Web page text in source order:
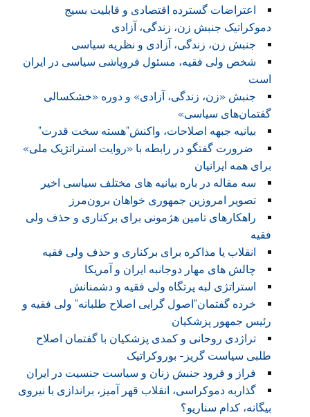
اعتراضات گسترده اقتصادی و قابلیت بسیج
دموکراتیک جنبش زن، زندگی، آزادی
جنبش زن، زندگی، آزادی و نظریه سیاسی
شخص ولی فقیه، مسئول فروپاشی سیاسی در ایران
است
جنبش «زن، زندگی، آزادی» و دوره «خشکسالی
گفتمان‌های سیاسی»
بیانیه جبهه اصلاحات، واکنش”هسته سخت قدرت”
ضرورت گفتگو در رابطه با «روایت استراتژیک ملی»
برای همه ایرانیان
سه مقاله در باره بیانیه های مختلف سیاسی اخیر
تصویر امروزین جمهوری خواهان برون‌مرز
راهکارهای تامین هژمونی برای برکناری و حذف ولی
فقیه
انقلاب یا مذاکره برای برکناری و حذف ولی فقیه
چالش های مهار دوجانبه ایران و آمریکا
استراتژی لبه پرتگاه ولی فقیه و دشمنانش
خرده گفتمان”اصول گرایی اصلاح طلبانه” ولی فقیه و
رئیس جمهور پزشکیان
تراژدی روحانی و کمدی پزشکیان با گفتمان اصلاح
طلبی سیاست گریز- بوروکراتیک
فراز و فرود جنبش زنان و سیاست جنسیت در ایران
گذاربه دموکراسی، انقلاب قهر آمیز، براندازی با نیروی
بیگانه، کدام سناریو؟